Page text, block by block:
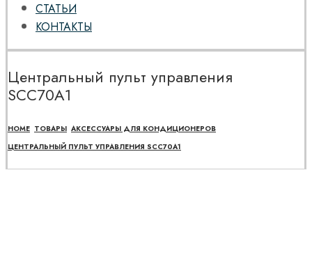
СТАТЬИ
КОНТАКТЫ
Центральный пульт управления
SCC70A1
HOME ТОВАРЫ АКСЕССУАРЫ ДЛЯ КОНДИЦИОНЕРОВ
ЦЕНТРАЛЬНЫЙ ПУЛЬТ УПРАВЛЕНИЯ SCC70A1